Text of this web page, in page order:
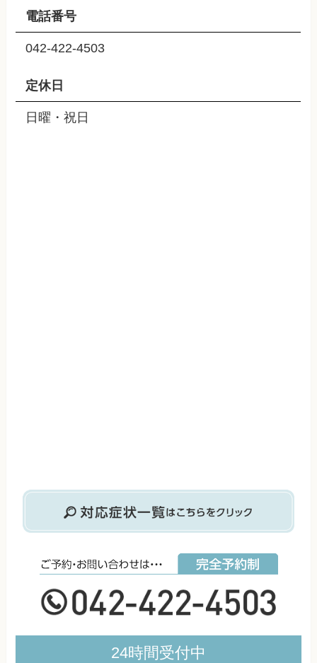
電話番号
042-422-4503
定休日
日曜・祝日
24時間受付中